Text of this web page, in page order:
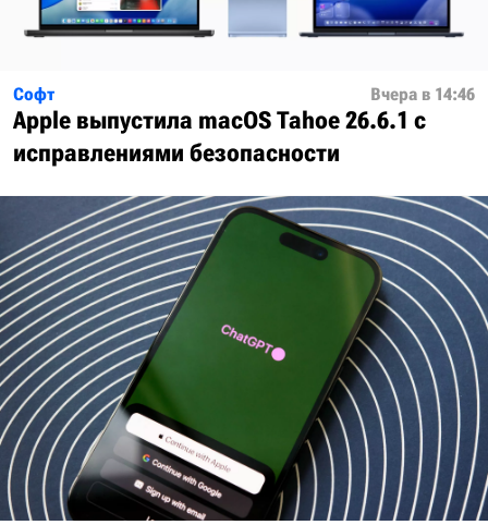
Софт Вчера в 14:46
Apple выпустила macOS Tahoe 26.6.1 с
исправлениями безопасности